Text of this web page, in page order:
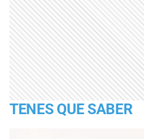
TENES QUE SABER